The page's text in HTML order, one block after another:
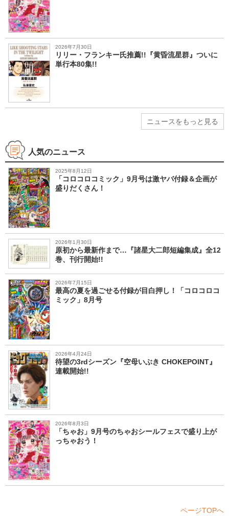
2026年7月30日
リリー・フランキー氏推薦!!『黄昏流星群』ついに
単行本80集!!
ニュースをもっと見る
人気のニュース
2025年8月12日
「コロコロコミック」9月号は激ヤバ付録＆企画が
盛りだくさん！
2026年1月30日
原初から最新作まで…『諸星大二郎短編集成』全12
巻、刊行開始!!
2026年7月15日
最高の夏を過ごせる付録が目白押し！「コロコロコ
ミック」8月号
2026年4月24日
待望の3rdシーズン『空母いぶき CHOKEPOINT』
連載開始!!
2026年8月3日
「ちゃお」9月号のちゃおシールフェスで盛り上が
っちゃおう！
ページTOPへ